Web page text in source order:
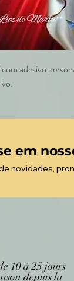
adesivo
em
novidades,
10 à 25 jours
depuis la